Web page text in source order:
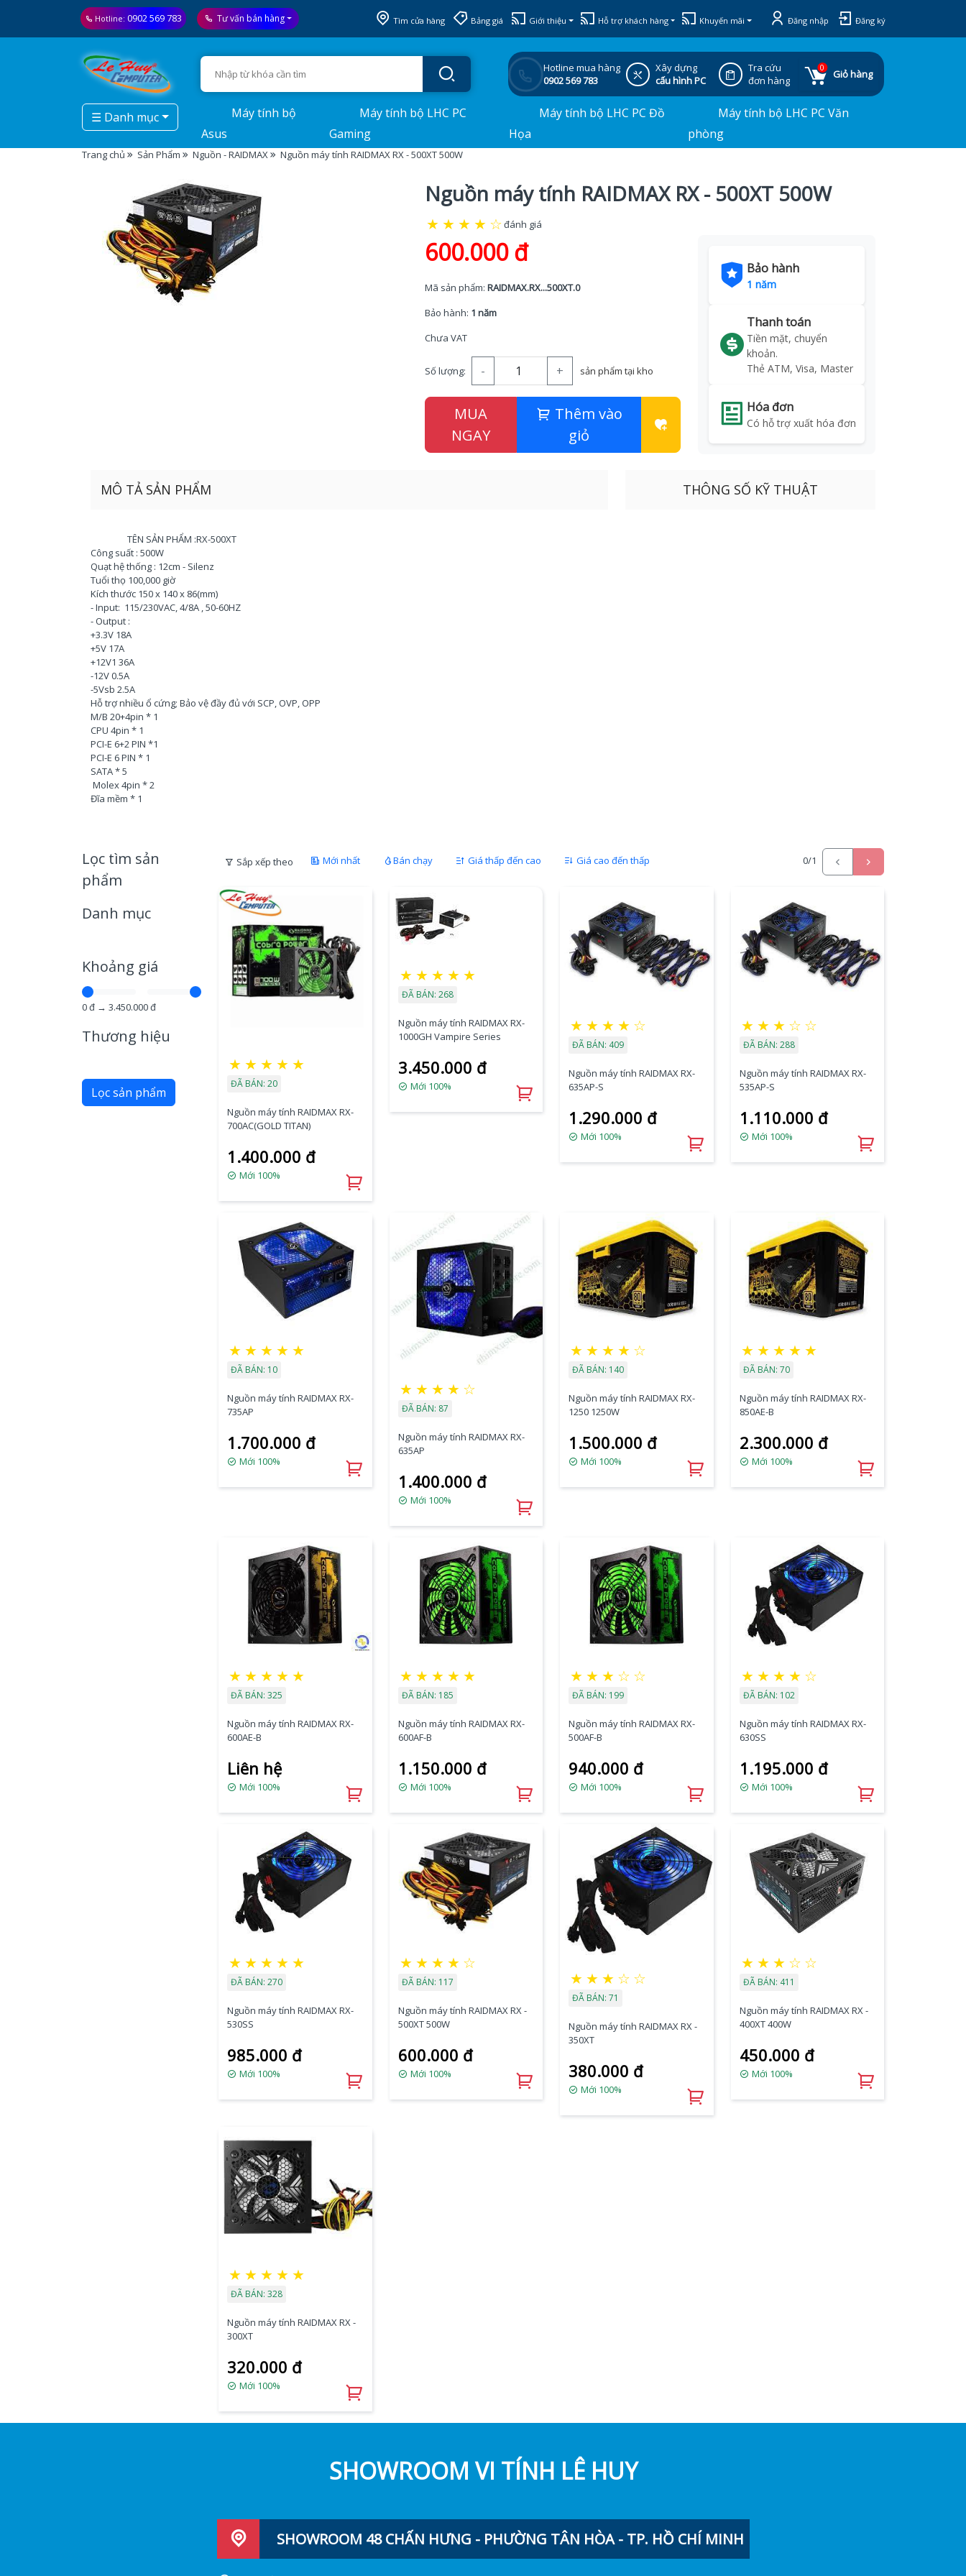
Hotline: 0902 569 783 Tư vấn bán hàng Tìm cửa hàng Bảng giá Giới thiệu Hỗ trợ khách hàng Khuyến mãi Đăng nhập Đăng ký
Hotline mua hàng
0902 569 783
Xây dựng
cấu hình PC
Tra cứu
đơn hàng
0
Giỏ hàng
☰ Danh mục
Máy tính bộ
Asus
Máy tính bộ LHC PC
Gaming
Máy tính bộ LHC PC Đồ
Họa
Máy tính bộ LHC PC Văn
phòng
Trang chủ Sản Phẩm Nguồn - RAIDMAX Nguồn máy tính RAIDMAX RX - 500XT 500W
Nguồn máy tính RAIDMAX RX - 500XT 500W
★ ★ ★ ★ ☆đánh giá
600.000 đ
Mã sản phẩm: RAIDMAX.RX...500XT.0
Bảo hành: 1 năm
Chưa VAT
Số lượng: - + sản phẩm tại kho
MUA
NGAY
Thêm vào
giỏ
Bảo hành
1 năm
Thanh toán
Tiền mặt, chuyển
khoản.
Thẻ ATM, Visa, Master
Hóa đơn
Có hỗ trợ xuất hóa đơn
MÔ TẢ SẢN PHẨM
TÊN SẢN PHẨM :RX-500XT
Công suất : 500W
Quạt hệ thống : 12cm - Silenz
Tuổi thọ 100,000 giờ
Kích thước 150 x 140 x 86(mm)
- Input: 115/230VAC, 4/8A , 50-60HZ
- Output :
+3.3V 18A
+5V 17A
+12V1 36A
-12V 0.5A
-5Vsb 2.5A
Hỗ trợ nhiều ổ cứng; Bảo vệ đầy đủ với SCP, OVP, OPP
M/B 20+4pin * 1
CPU 4pin * 1
PCI-E 6+2 PIN *1
PCI-E 6 PIN * 1
SATA * 5
Molex 4pin * 2
Đĩa mềm * 1
THÔNG SỐ KỸ THUẬT
Lọc tìm sản
phẩm
Danh mục
Khoảng giá
0đ → 3.450.000đ
Thương hiệu
Lọc sản phẩm
Sắp xếp theo Mới nhất Bán chạy Giá thấp đến cao Giá cao đến thấp 0/1
★ ★ ★ ★ ★
ĐÃ BÁN: 20
Nguồn máy tính RAIDMAX RX-
700AC(GOLD TITAN)
1.400.000 đ
Mới 100%
★ ★ ★ ★ ★
ĐÃ BÁN: 268
Nguồn máy tính RAIDMAX RX-
1000GH Vampire Series
3.450.000 đ
Mới 100%
★ ★ ★ ★ ☆
ĐÃ BÁN: 409
Nguồn máy tính RAIDMAX RX-
635AP-S
1.290.000 đ
Mới 100%
★ ★ ★ ☆ ☆
ĐÃ BÁN: 288
Nguồn máy tính RAIDMAX RX-
535AP-S
1.110.000 đ
Mới 100%
★ ★ ★ ★ ★
ĐÃ BÁN: 10
Nguồn máy tính RAIDMAX RX-
735AP
1.700.000 đ
Mới 100%
★ ★ ★ ★ ☆
ĐÃ BÁN: 87
Nguồn máy tính RAIDMAX RX-
635AP
1.400.000 đ
Mới 100%
★ ★ ★ ★ ☆
ĐÃ BÁN: 140
Nguồn máy tính RAIDMAX RX-
1250 1250W
1.500.000 đ
Mới 100%
★ ★ ★ ★ ★
ĐÃ BÁN: 70
Nguồn máy tính RAIDMAX RX-
850AE-B
2.300.000 đ
Mới 100%
★ ★ ★ ★ ★
ĐÃ BÁN: 325
Nguồn máy tính RAIDMAX RX-
600AE-B
Liên hệ
Mới 100%
★ ★ ★ ★ ★
ĐÃ BÁN: 185
Nguồn máy tính RAIDMAX RX-
600AF-B
1.150.000 đ
Mới 100%
★ ★ ★ ☆ ☆
ĐÃ BÁN: 199
Nguồn máy tính RAIDMAX RX-
500AF-B
940.000 đ
Mới 100%
★ ★ ★ ★ ☆
ĐÃ BÁN: 102
Nguồn máy tính RAIDMAX RX-
630SS
1.195.000 đ
Mới 100%
★ ★ ★ ★ ★
ĐÃ BÁN: 270
Nguồn máy tính RAIDMAX RX-
530SS
985.000 đ
Mới 100%
★ ★ ★ ★ ☆
ĐÃ BÁN: 117
Nguồn máy tính RAIDMAX RX -
500XT 500W
600.000 đ
Mới 100%
★ ★ ★ ☆ ☆
ĐÃ BÁN: 71
Nguồn máy tính RAIDMAX RX -
350XT
380.000 đ
Mới 100%
★ ★ ★ ☆ ☆
ĐÃ BÁN: 411
Nguồn máy tính RAIDMAX RX -
400XT 400W
450.000 đ
Mới 100%
★ ★ ★ ★ ★
ĐÃ BÁN: 328
Nguồn máy tính RAIDMAX RX -
300XT
320.000 đ
Mới 100%
SHOWROOM VI TÍNH LÊ HUY
SHOWROOM 48 CHẤN HƯNG - PHƯỜNG TÂN HÒA - TP. HỒ CHÍ MINH